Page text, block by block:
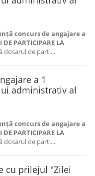
concurs de angajare a
DE PARTICIPARE LA
dosarul de parti...
a 1
administrativ al
concurs de angajare a
DE PARTICIPARE LA
dosarul de parti...
cu prilejul "Zilei